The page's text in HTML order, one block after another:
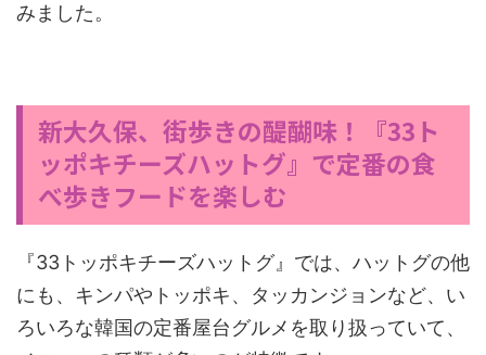
みました。
新大久保、街歩きの醍醐味！『33ト
ッポキチーズハットグ』で定番の食
べ歩きフードを楽しむ
『33トッポキチーズハットグ』では、ハットグの他
にも、キンパやトッポキ、タッカンジョンなど、い
ろいろな韓国の定番屋台グルメを取り扱っていて、